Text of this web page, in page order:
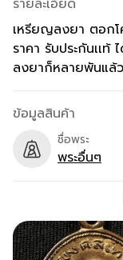
รายละเอียด
เหรียญลงยา ตอก
ราคา รับประกันเเท้
ลงยาก็หลายพันแล้
ข้อมูลสินค้า
ชื่อพระ
พระอื่นๆ